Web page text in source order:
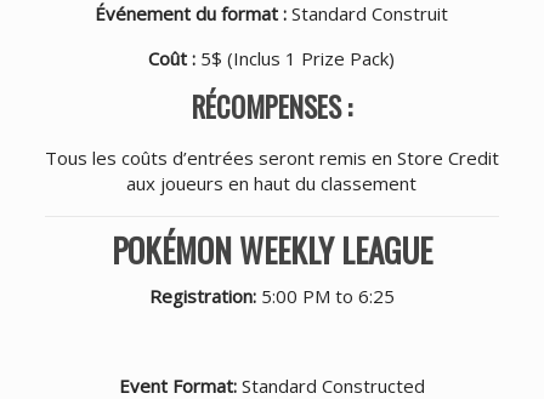
Événement du format :Standard Construit
Coût : 5$ (Inclus 1 Prize Pack)
RÉCOMPENSES :
Tous les coûts d’entrées seront remis en Store Credit
aux joueurs en haut du classement
POKÉMON WEEKLY LEAGUE
Registration:5:00 PM to 6:25
Event Format:Standard Constructed